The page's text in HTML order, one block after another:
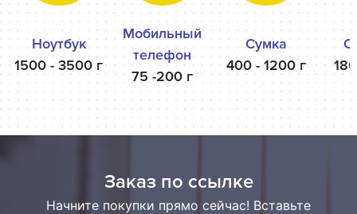
Ноутбук
1500 - 3500 г
Мобильный
телефон
75 -200 г
Сумка
400 - 1200 г
Заказ по ссылке
Начните покупки прямо сейчас! Вставьте